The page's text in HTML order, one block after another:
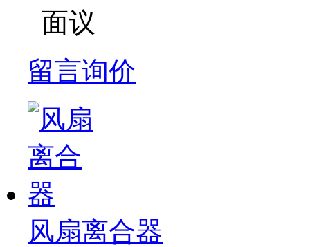
面议
留言询价
风扇离合器